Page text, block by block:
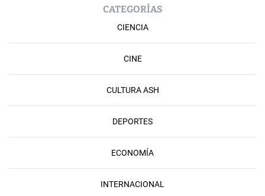
CATEGORÍAS
CIENCIA
CINE
CULTURA ASH
DEPORTES
ECONOMÍA
INTERNACIONAL